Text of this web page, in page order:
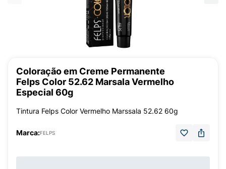
Coloração em Creme Permanente
Felps Color 52.62 Marsala Vermelho
Especial 60g
Tintura Felps Color Vermelho Marssala 52.62 60g
Marca:FELPS